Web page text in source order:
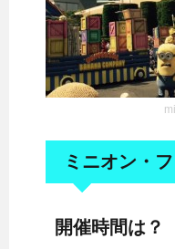
ミニオン・
開催時間は？